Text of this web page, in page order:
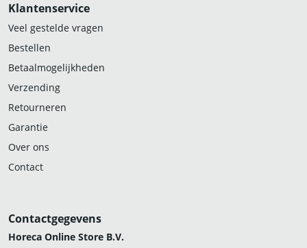
Klantenservice
Veel gestelde vragen
Bestellen
Betaalmogelijkheden
Verzending
Retourneren
Garantie
Over ons
Contact
Contactgegevens
Horeca Online Store B.V.